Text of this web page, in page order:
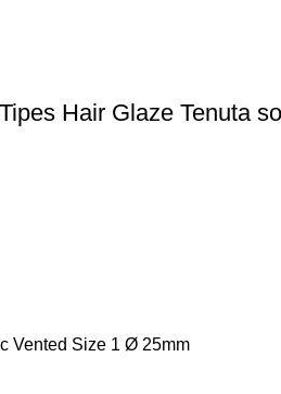
Hair Glaze Tenuta